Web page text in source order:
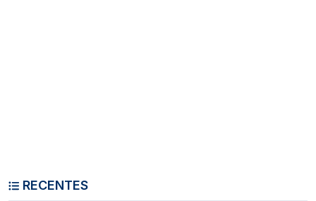
RECENTES